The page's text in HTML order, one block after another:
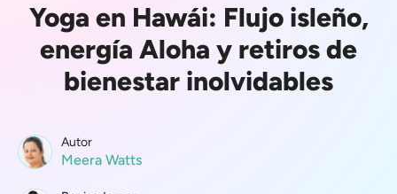
Yoga en Hawái: Flujo isleño,
energía Aloha y retiros de
bienestar inolvidables
Autor
Meera Watts